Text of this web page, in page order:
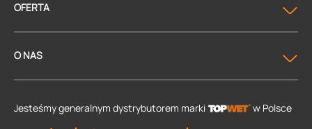
OFERTA
O NAS
Jesteśmy generalnym dystrybutorem marki w Polsce